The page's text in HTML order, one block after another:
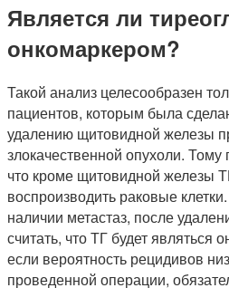
Является ли
онкомаркером?
Такой анализ целесообразен
пациентов, которым была
удалению щитовидной железы
злокачественной опухоли. Тому
что кроме щитовидной железы
воспроизводить раковые
наличии метастаз, после
считать, что ТГ будет являться
если вероятность рецидивов
проведенной операции,